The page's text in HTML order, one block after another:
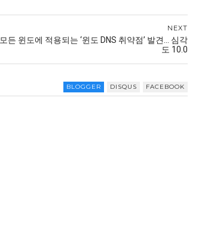
NEXT
모든 윈도에 적용되는 ‘윈도 DNS 취약점’ 발견... 심각
도 10.0
BLOGGER DISQUS FACEBOOK